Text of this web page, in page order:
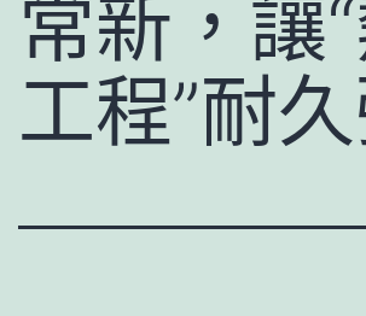
常新，讓
工程”耐